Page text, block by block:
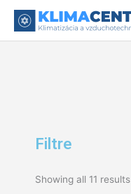
Filtre
Showing all 11 results